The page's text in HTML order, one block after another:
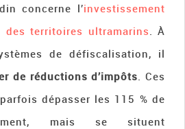
concerne l’investissement
territoires ultramarins . À
de défiscalisation, il
de réductions d’impôts . Ces
dépasser les 115 % de
mais se situent